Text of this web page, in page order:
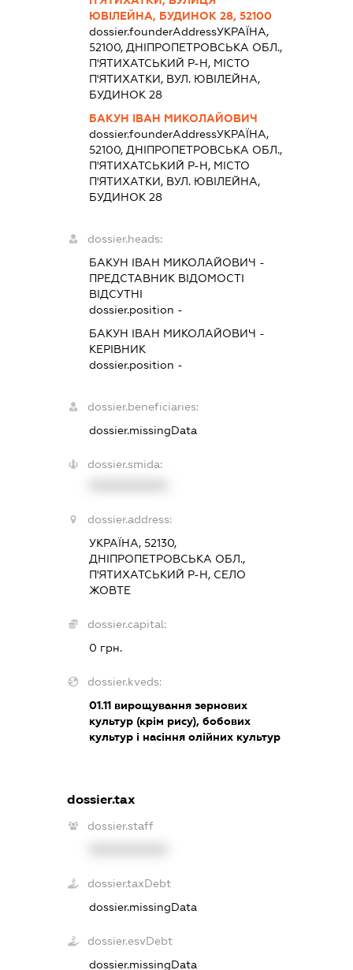
ЮВІЛЕЙНА, БУДИНОК 28, 52100
dossier.founderAddressУКРАЇНА,
52100, ДНІПРОПЕТРОВСЬКА ОБЛ.,
П'ЯТИХАТСЬКИЙ Р-Н, МІСТО
П'ЯТИХАТКИ, ВУЛ. ЮВІЛЕЙНА,
БУДИНОК 28
БАКУН ІВАН МИКОЛАЙОВИЧ
dossier.founderAddressУКРАЇНА,
52100, ДНІПРОПЕТРОВСЬКА ОБЛ.,
П'ЯТИХАТСЬКИЙ Р-Н, МІСТО
П'ЯТИХАТКИ, ВУЛ. ЮВІЛЕЙНА,
БУДИНОК 28
dossier.heads:
БАКУН ІВАН МИКОЛАЙОВИЧ -
ПРЕДСТАВНИК ВІДОМОСТІ
ВІДСУТНІ
dossier.position -
БАКУН ІВАН МИКОЛАЙОВИЧ -
КЕРІВНИК
dossier.position -
dossier.beneficiaries:
dossier.missingData
dossier.smida:
dossier.address:
УКРАЇНА, 52130,
ДНІПРОПЕТРОВСЬКА ОБЛ.,
П'ЯТИХАТСЬКИЙ Р-Н, СЕЛО
ЖОВТЕ
dossier.capital:
0 грн.
dossier.kveds:
01.11 вирощування зернових
культур (крім рису), бобових
культур і насіння олійних культур
dossier.tax
dossier.staff
dossier.taxDebt
dossier.missingData
dossier.esvDebt
dossier.missingData